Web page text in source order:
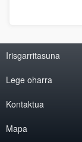
Irisgarritasuna
Lege oharra
Kontaktua
Mapa